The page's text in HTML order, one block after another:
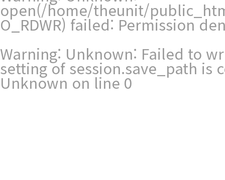
open(/home/theunit/
O_RDWR) failed: Permission
Warning: Unknown: Failed to
setting of session.save_path
Unknown on line 0